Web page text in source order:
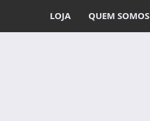
LOJA QUEM SOMOS